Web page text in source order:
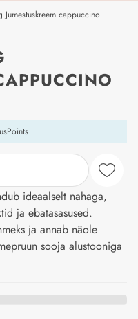
Jumestuskreem cappuccino
ideaalselt nahaga,
ja ebatasasused.
ja annab näole
sooja alustooniga